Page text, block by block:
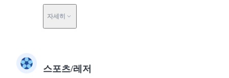
자세히
스포츠/레저